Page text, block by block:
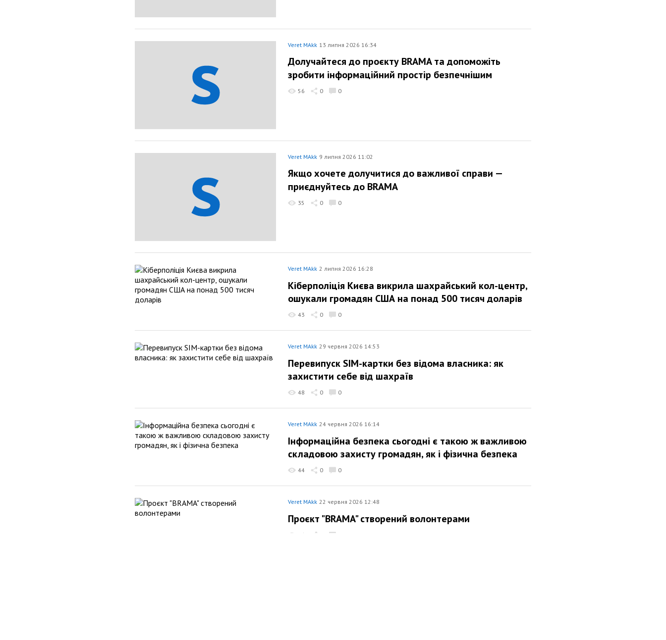
Veret MAkk 13 липня 2026 16:34
Долучайтеся до проєкту BRAMA та допоможіть
зробити інформаційний простір безпечнішим
56 0 0
Veret MAkk 9 липня 2026 11:02
Якщо хочете долучитися до важливої справи —
приєднуйтесь до BRAMA
35 0 0
Veret MAkk 2 липня 2026 16:28
Кіберполіція Києва викрила шахрайський кол-центр,
ошукали громадян США на понад 500 тисяч доларів
43 0 0
Veret MAkk 29 червня 2026 14:53
Перевипуск SIM-картки без відома власника: як
захистити себе від шахраїв
48 0 0
Veret MAkk 24 червня 2026 16:14
Інформаційна безпека сьогодні є такою ж важливою
складовою захисту громадян, як і фізична безпека
44 0 0
Veret MAkk 22 червня 2026 12:48
Проєкт "BRAMA" створений волонтерами
56